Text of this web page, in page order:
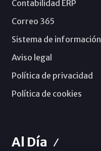
Contabilidad ERP
Correo 365
Sistema de información
Aviso legal
Política de privacidad
Política de cookies
Al Día